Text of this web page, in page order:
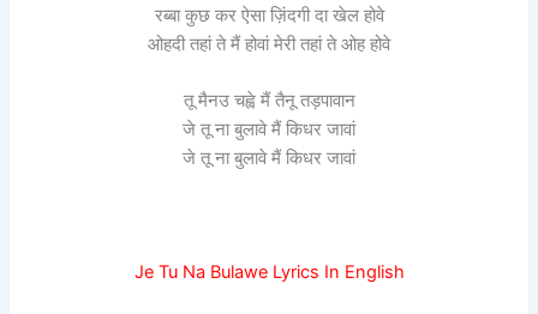
रब्बा कुछ कर ऐसा ज़िंदगी दा खेल होवे
ओहदी तहां ते मैं होवां मेरी तहां ते ओह होवे
तू मैनउ चह्वे मैं तैनू तड़पावान
जे तू ना बुलावे मैं किधर जावां
जे तू ना बुलावे मैं किधर जावां
Je Tu Na Bulawe Lyrics In English